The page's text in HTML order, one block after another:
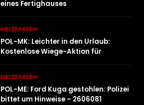
eines Fertighauses
MELDUNGEN
POL-MK: Leichter in den Urlaub:
Kostenlose Wiege-Aktion für
MELDUNGEN
POL-ME: Ford Kuga gestohlen: Polizei
bittet um Hinweise – 2606081